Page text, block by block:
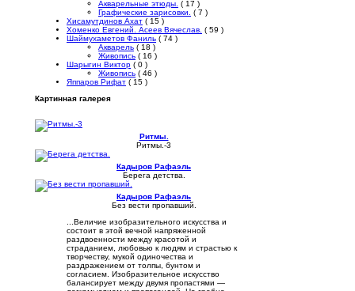
Акварельные этюды. ( 17 )
Графические зарисовки. ( 7 )
Хисамутдинов Ахат ( 15 )
Хоменко Евгений. Асеев Вячеслав. ( 59 )
Шаймухаметов Фаниль ( 74 )
Акварель ( 18 )
Живопись ( 16 )
Шарыгин Виктор ( 0 )
Живопись ( 46 )
Яппаров Рифат ( 15 )
Картинная галерея
Ритмы.
Ритмы.-3
Кадыров Рафаэль
Берега детства.
Кадыров Рафаэль
Без вести пропавший.
...Величие изобразительного искусства и
состоит в этой вечной напряженной
раздвоенности между красотой и
страданием, любовью к людям и страстью к
творчеству, мукой одиночества и
раздражением от толпы, бунтом и
согласием. Изобразительное искусство
балансирует между двумя пропастями —